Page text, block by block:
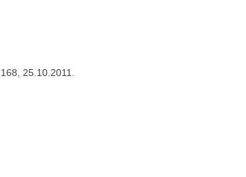
, 168, 25.10.2011.